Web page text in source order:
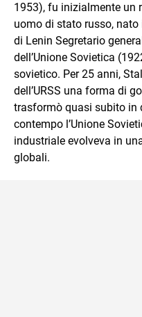
1953), fu inizialmente un
uomo di stato russo,
di Lenin Segretario
dell’Unione Sovietica
sovietico. Per 25 anni,
dell’URSS una forma di
trasformò quasi subito in
contempo l’Unione
industriale evolveva in
globali.